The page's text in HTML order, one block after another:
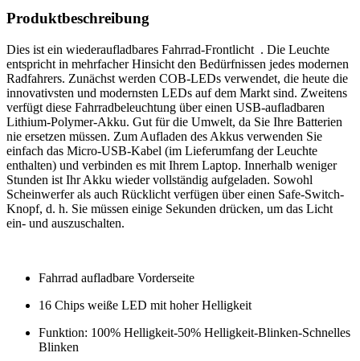
Produktbeschreibung
Dies ist ein wiederaufladbares Fahrrad-Frontlicht . Die Leuchte
entspricht in mehrfacher Hinsicht den Bedürfnissen jedes modernen
Radfahrers. Zunächst werden COB-LEDs verwendet, die heute die
innovativsten und modernsten LEDs auf dem Markt sind. Zweitens
verfügt diese Fahrradbeleuchtung über einen USB-aufladbaren
Lithium-Polymer-Akku. Gut für die Umwelt, da Sie Ihre Batterien
nie ersetzen müssen. Zum Aufladen des Akkus verwenden Sie
einfach das Micro-USB-Kabel (im Lieferumfang der Leuchte
enthalten) und verbinden es mit Ihrem Laptop. Innerhalb weniger
Stunden ist Ihr Akku wieder vollständig aufgeladen. Sowohl
Scheinwerfer als auch Rücklicht verfügen über einen Safe-Switch-
Knopf, d. h. Sie müssen einige Sekunden drücken, um das Licht
ein- und auszuschalten.
Fahrrad aufladbare Vorderseite
16 Chips weiße LED mit hoher Helligkeit
Funktion: 100% Helligkeit-50% Helligkeit-Blinken-Schnelles
Blinken